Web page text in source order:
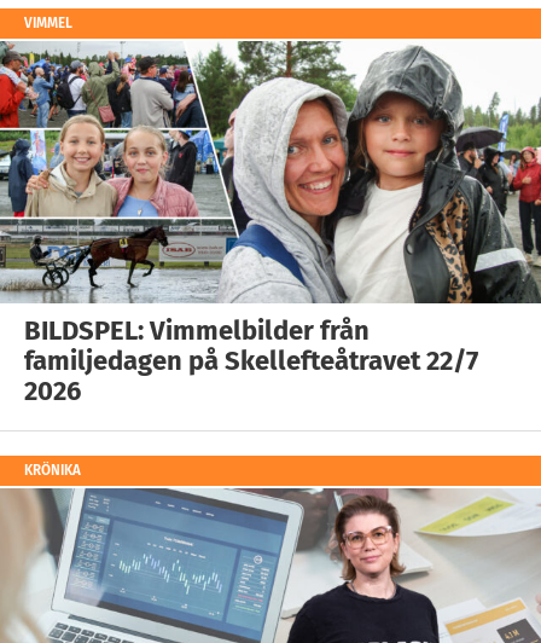
VIMMEL
BILDSPEL: Vimmelbilder från
familjedagen på Skellefteåtravet 22/7
2026
KRÖNIKA